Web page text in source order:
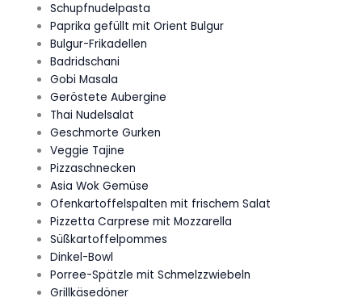
Schupfnudelpasta
Paprika gefüllt mit Orient Bulgur
Bulgur-Frikadellen
Badridschani
Gobi Masala
Geröstete Aubergine
Thai Nudelsalat
Geschmorte Gurken
Veggie Tajine
Pizzaschnecken
Asia Wok Gemüse
Ofenkartoffelspalten mit frischem Salat
Pizzetta Carprese mit Mozzarella
Süßkartoffelpommes
Dinkel-Bowl
Porree-Spätzle mit Schmelzzwiebeln
Grillkäsedöner